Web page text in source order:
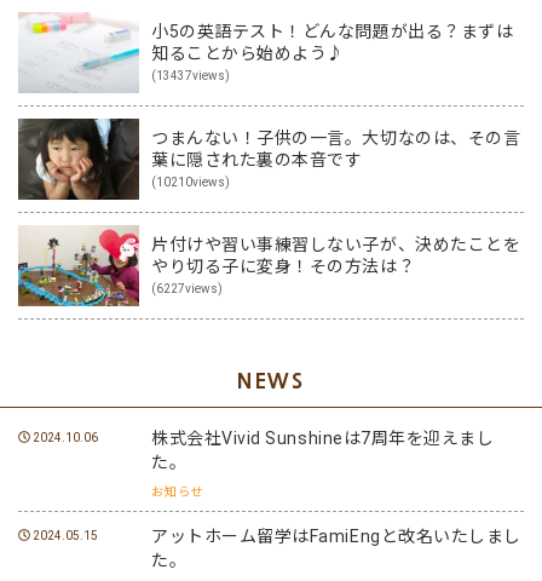
小5の英語テスト！どんな問題が出る？まずは
知ることから始めよう♪
(13437views)
つまんない！子供の一言。大切なのは、その言
葉に隠された裏の本音です
(10210views)
片付けや習い事練習しない子が、決めたことを
やり切る子に変身！その方法は？
(6227views)
NEWS
2024.10.06
株式会社Vivid Sunshineは7周年を迎えまし
た。
お知らせ
2024.05.15
アットホーム留学はFamiEngと改名いたしまし
た。